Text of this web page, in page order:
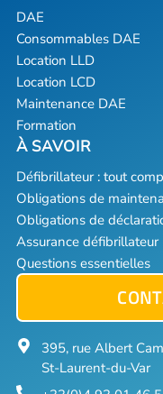
DAE
Consommables DAE
Location LLD
Location LCD
Maintenance DAE
Formation
Défibrillateur : tout
Obligations de
Obligations de
Assurance défibrillateur
Questions essentielles
395, rue Albert
St-Laurent-du-Var